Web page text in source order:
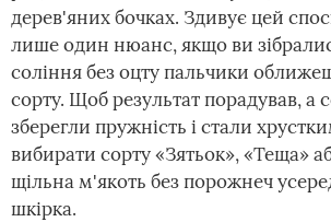
дерев'яних бочках. Здивує цей
лише один нюанс, якщо ви
соління без оцту пальчики
сорту. Щоб результат порадував, а
зберегли пружність і стали
вибирати сорту «Зятьок», «Теща»
щільна м'якоть без порожнеч
шкірка.